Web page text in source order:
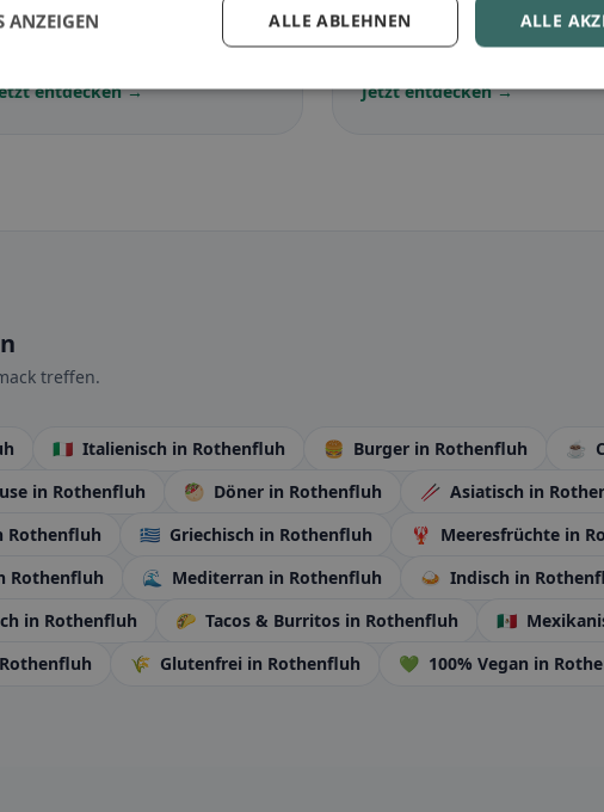
Gerichte &
entdecken →
Glutenfreie Optionen &
Community-Tipps
Jetzt entdecken →
treffen.
🇮🇹 Italienisch in Rothenfluh 🍔 Burger in Rothenfluh ☕
in Rothenfluh 🥙 Döner in Rothenfluh 🥢 Asiatisch in
Rothenfluh 🇬🇷 Griechisch in Rothenfluh 🦞 Meeresfrüchte in
Rothenfluh 🌊 Mediterran in Rothenfluh 🍛 Indisch in
in Rothenfluh 🌮 Tacos & Burritos in Rothenfluh 🇲🇽
🌾 Glutenfrei in Rothenfluh 💚 100% Vegan in
ALLE
ALLE ABLEHNEN
ANZEIGEN